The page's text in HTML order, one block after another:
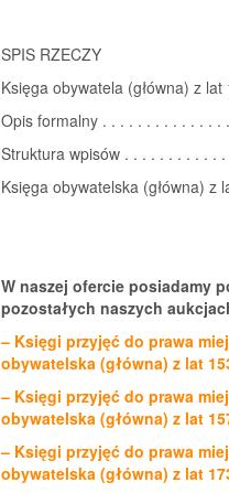
SPIS RZECZY
Księga obywatela (główna) z
Opis formalny . . . . . . . . . . . . . .
Struktura wpisów . . . . . . . . . . .
Księga obywatelska (główna) z
W naszej ofercie posiadamy
pozostałych naszych
– Księgi przyjęć do prawa
obywatelska (główna) z lat
– Księgi przyjęć do prawa
obywatelska (główna) z lat
– Księgi przyjęć do prawa
obywatelska (główna) z lat